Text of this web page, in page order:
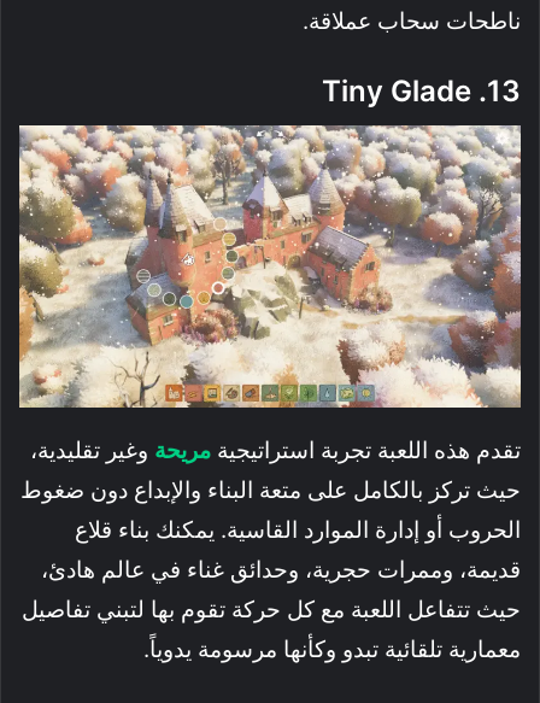
ناطحات سحاب عملاقة.
13. Tiny Glade
تقدم هذه اللعبة تجربة استراتيجية مريحة وغير تقليدية،
حيث تركز بالكامل على متعة البناء والإبداع دون ضغوط
الحروب أو إدارة الموارد القاسية. يمكنك بناء قلاع
قديمة، وممرات حجرية، وحدائق غناء في عالم هادئ،
حيث تتفاعل اللعبة مع كل حركة تقوم بها لتبني تفاصيل
معمارية تلقائية تبدو وكأنها مرسومة يدوياً.